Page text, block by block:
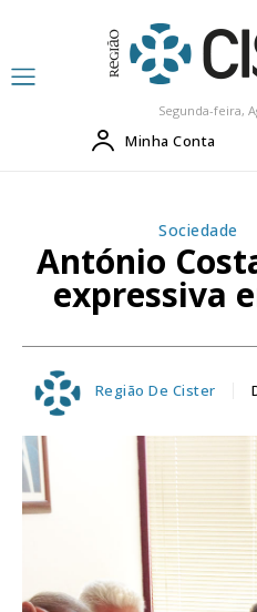
Segunda-feira,
Minha Conta
Sociedade
António
expressiva
Região De Cister